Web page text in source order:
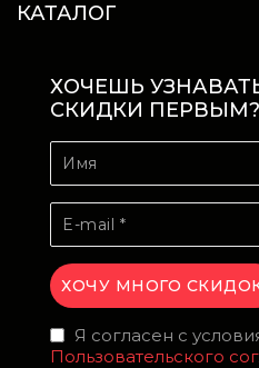
КАТАЛОГ
ХОЧЕШЬ
СКИДКИ ПЕРВЫМ?
Я согласен с
Пользовательского